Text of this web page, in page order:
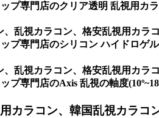
プ専門店のクリア透明 乱視用カ
乱視カラコン、格安乱視用カ
プ専門店のシリコン ハイドロゲ
乱視カラコン、格安乱視用カ
専門店のAxis 乱視の軸度
カラコン、韓国乱視カラ